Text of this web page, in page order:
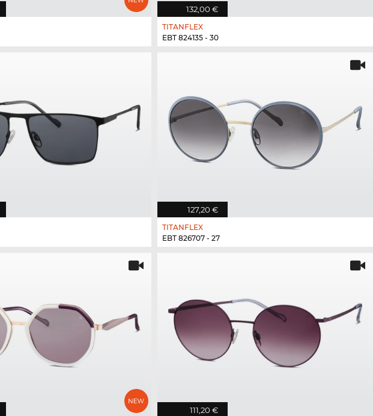
132,00 €
TITANFLEX
EBT 824135 - 30
127,20 €
TITANFLEX
EBT 826707 - 27
111,20 €